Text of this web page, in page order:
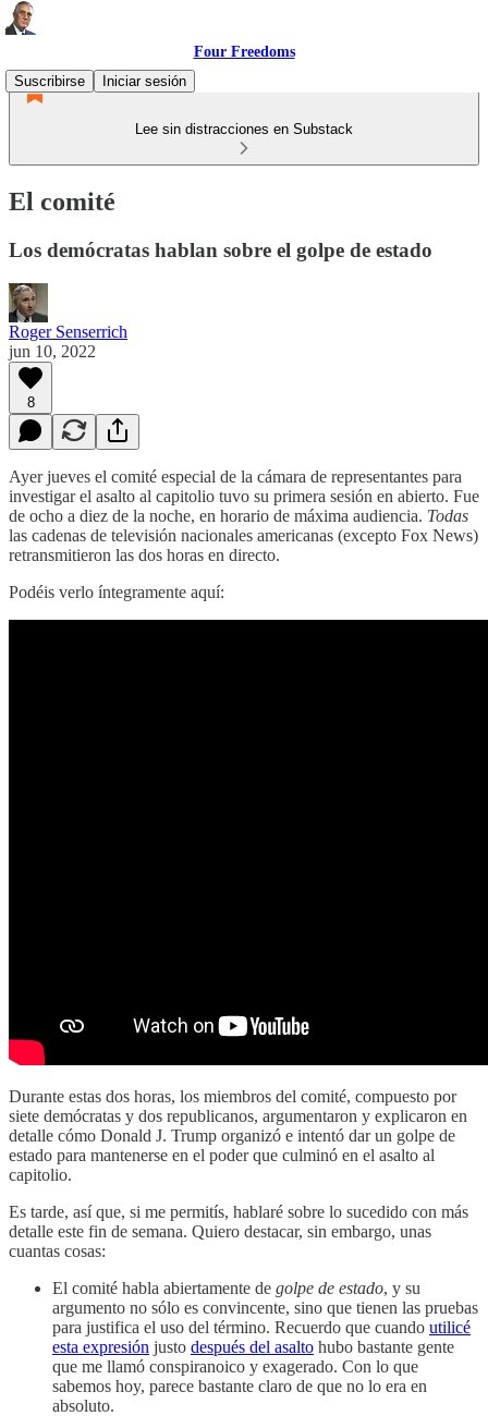
Four Freedoms
Suscribirse
Iniciar sesión
Lee sin distracciones en Substack
El comité
Los demócratas hablan sobre el golpe de estado
Roger Senserrich
jun 10, 2022
8
Ayer jueves el comité especial de la cámara de representantes para
investigar el asalto al capitolio tuvo su primera sesión en abierto. Fue
de ocho a diez de la noche, en horario de máxima audiencia. Todas
las cadenas de televisión nacionales americanas (excepto Fox News)
retransmitieron las dos horas en directo.
Podéis verlo íntegramente aquí:
Durante estas dos horas, los miembros del comité, compuesto por
siete demócratas y dos republicanos, argumentaron y explicaron en
detalle cómo Donald J. Trump organizó e intentó dar un golpe de
estado para mantenerse en el poder que culminó en el asalto al
capitolio.
Es tarde, así que, si me permitís, hablaré sobre lo sucedido con más
detalle este fin de semana. Quiero destacar, sin embargo, unas
cuantas cosas:
El comité habla abiertamente de golpe de estado, y su
argumento no sólo es convincente, sino que tienen las pruebas
para justifica el uso del término. Recuerdo que cuando utilicé
esta expresión justo después del asalto hubo bastante gente
que me llamó conspiranoico y exagerado. Con lo que
sabemos hoy, parece bastante claro de que no lo era en
absoluto.